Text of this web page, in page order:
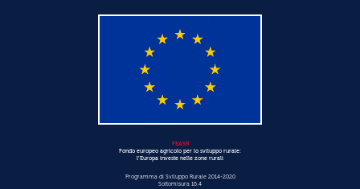
FEASR
Fondo europeo agricolo per lo sviluppo rurale:
l’Europa investe nelle zone rurali
Programma di Sviluppo Rurale 2014-2020
Sottomisura 16.4